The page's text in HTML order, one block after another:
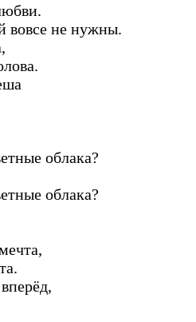
вовсе не нужны.
облака?
облака?